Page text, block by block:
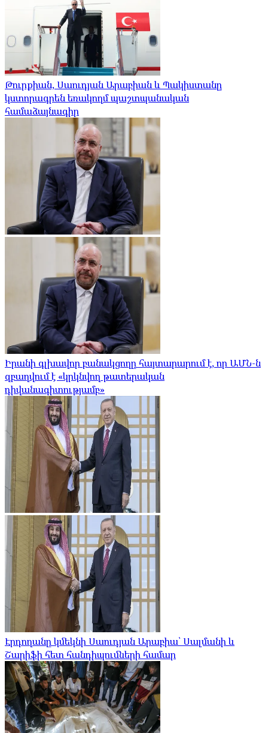
Թուրքիան, Սաուդյան Արաբիան և Պակիստանը
կստորագրեն եռակողմ պաշտպանական
համաձայնագիր
Իրանի գլխավոր բանակցողը հայտարարում է, որ ԱՄՆ-ն
զբաղվում է «կրկնվող թատերական
դիվանագիտությամբ»
Էրդողանը կմեկնի Սաուդյան Արաբիա՝ Սալմանի և
Շարիֆի հետ հանդիպումների համար